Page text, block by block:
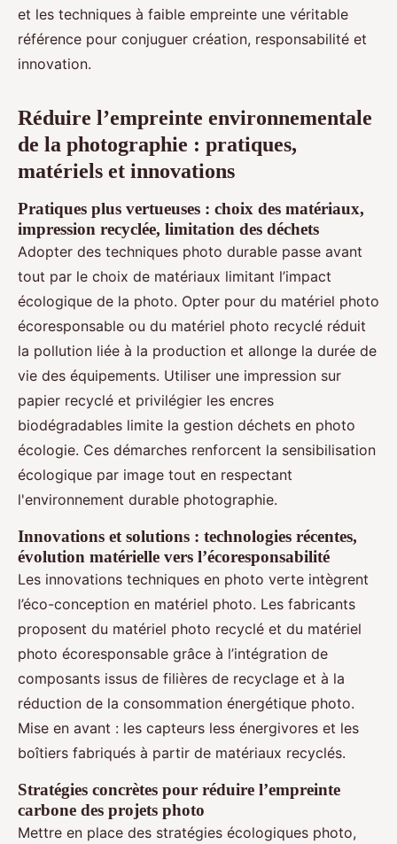
et les techniques à faible empreinte une véritable
référence pour conjuguer création, responsabilité et
innovation.
Réduire l’empreinte environnementale
de la photographie : pratiques,
matériels et innovations
Pratiques plus vertueuses : choix des matériaux,
impression recyclée, limitation des déchets
Adopter des techniques photo durable passe avant
tout par le choix de matériaux limitant l’impact
écologique de la photo. Opter pour du matériel photo
écoresponsable ou du matériel photo recyclé réduit
la pollution liée à la production et allonge la durée de
vie des équipements. Utiliser une impression sur
papier recyclé et privilégier les encres
biodégradables limite la gestion déchets en photo
écologie. Ces démarches renforcent la sensibilisation
écologique par image tout en respectant
l'environnement durable photographie.
Innovations et solutions : technologies récentes,
évolution matérielle vers l’écoresponsabilité
Les innovations techniques en photo verte intègrent
l’éco-conception en matériel photo. Les fabricants
proposent du matériel photo recyclé et du matériel
photo écoresponsable grâce à l’intégration de
composants issus de filières de recyclage et à la
réduction de la consommation énergétique photo.
Mise en avant : les capteurs less énergivores et les
boîtiers fabriqués à partir de matériaux recyclés.
Stratégies concrètes pour réduire l’empreinte
carbone des projets photo
Mettre en place des stratégies écologiques photo,